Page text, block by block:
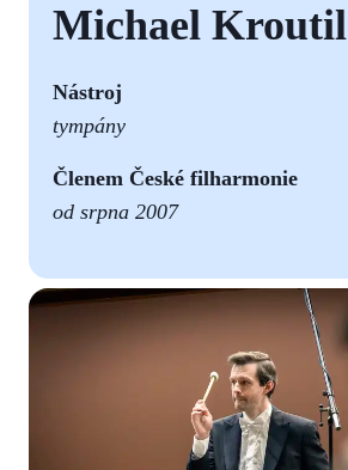
Michael Kroutil
Nástroj
tympány
Členem České filharmonie
od srpna 2007